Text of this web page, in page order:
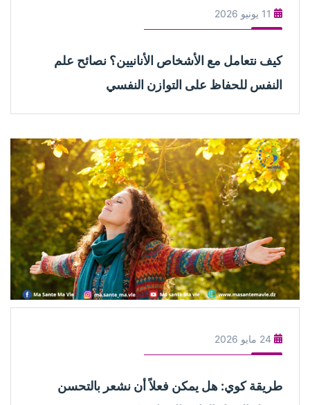
11 يونيو 2026
كيف نتعامل مع الأشخاص الأنانيين؟ نصائح علم
النفس للحفاظ على التوازن النفسي
24 مايو 2026
طريقة كوي: هل يمكن فعلاً أن نشعر بالتحسن